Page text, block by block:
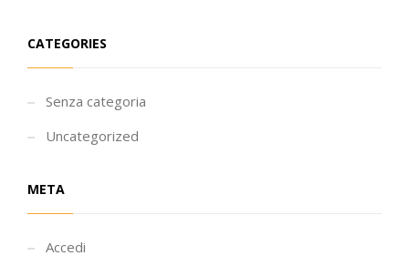
CATEGORIES
Senza categoria
Uncategorized
META
Accedi